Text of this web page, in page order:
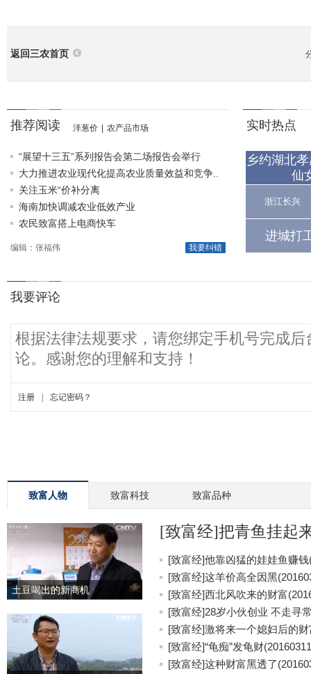
返回三农首页
推荐阅读 洋葱价 农产品市场
“展望十三五”系列报告会第二场报告会举行
大力推进农业现代化提高农业质量效益和竞争..
关注玉米“价补分离
海南加快调减农业低效产业
农民致富搭上电商快车
我要纠错
编辑：张福伟
实时热点
乡约湖北
仙
浙江长兴
进城打
致富人物 致富科技 致富品种
土豆喝出的新商机
[致富经]把青鱼挂起
[致富经]他靠凶猛的娃娃鱼赚钱
[致富经]这羊价高全因黑
[致富经]西北风吹来的财富
[致富经]28岁小伙创业 不走寻
[致富经]激将来一个媳妇后的
[致富经]“龟痴”发龟财
[致富经]这种财富黑透了